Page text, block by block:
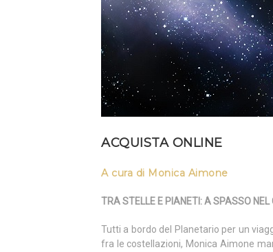
ACQUISTA ONLINE
A cura di Monica Aimone
TRA STELLE E PIANETI: A SPASSO NEL
Tutti a bordo del Planetario per un
fra le costellazioni, Monica Aimone